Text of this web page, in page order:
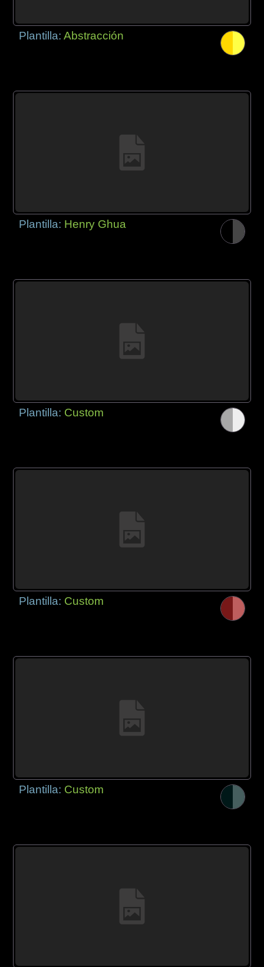
Plantilla:Abstracción
Plantilla: Henry Ghua
Plantilla: Custom
Plantilla: Custom
Plantilla: Custom